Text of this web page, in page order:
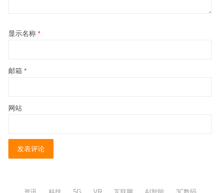
显示名称 *
邮箱 *
网站